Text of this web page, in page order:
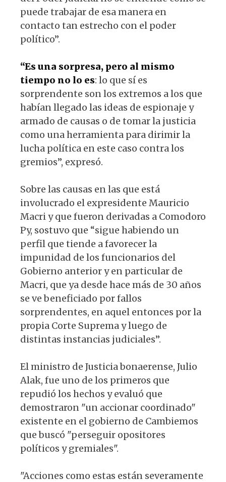
puede trabajar de esa manera en
contacto tan estrecho con el poder
político”.
“Es una sorpresa, pero al mismo
tiempo no lo es: lo que sí es
sorprendente son los extremos a los que
habían llegado las ideas de espionaje y
armado de causas o de tomar la justicia
como una herramienta para dirimir la
lucha política en este caso contra los
gremios”, expresó.
Sobre las causas en las que está
involucrado el expresidente Mauricio
Macri y que fueron derivadas a Comodoro
Py, sostuvo que “sigue habiendo un
perfil que tiende a favorecer la
impunidad de los funcionarios del
Gobierno anterior y en particular de
Macri, que ya desde hace más de 30 años
se ve beneficiado por fallos
sorprendentes, en aquel entonces por la
propia Corte Suprema y luego de
distintas instancias judiciales”.
El ministro de Justicia bonaerense, Julio
Alak, fue uno de los primeros que
repudió los hechos y evaluó que
demostraron "un accionar coordinado"
existente en el gobierno de Cambiemos
que buscó "perseguir opositores
políticos y gremiales".
"Acciones como estas están severamente